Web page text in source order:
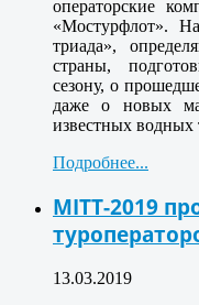
операторские
«Мостурфлот».
триада»,
страны,
сезону, о
даже о новых
известных водных
Подробнее...
MITT-2019
13.03.2019